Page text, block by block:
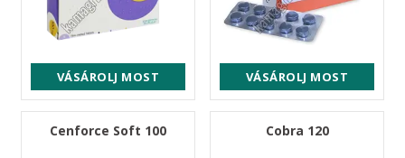
VÁSÁROLJ MOST VÁSÁROLJ MOST
Cenforce Soft 100 Cobra 120